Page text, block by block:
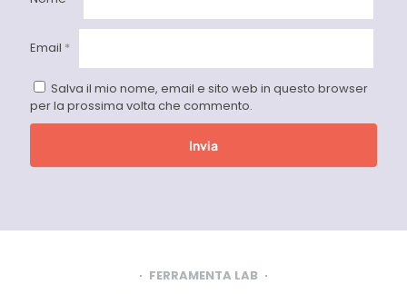
Email *
Salva il mio nome, email e sito web in questo browser
per la prossima volta che commento.
FERRAMENTA LAB